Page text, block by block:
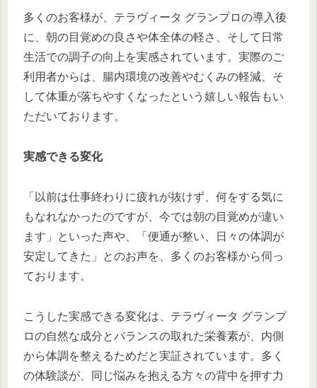
多くのお客様が、テラヴィータ グランプロの導入後
に、朝の目覚めの良さや体全体の軽さ、そして日常
生活での調子の向上を実感されています。実際のご
利用者からは、腸内環境の改善やむくみの軽減、そ
して体重が落ちやすくなったという嬉しい報告もい
ただいております。
実感できる変化
「以前は仕事終わりに疲れが抜けず、何をする気に
もなれなかったのですが、今では朝の目覚めが違い
ます」といった声や、「便通が整い、日々の体調が
安定してきた」とのお声を、多くのお客様から伺っ
ております。
こうした実感できる変化は、テラヴィータ グランプ
ロの自然な成分とバランスの取れた栄養素が、内側
から体調を整えるためだと実証されています。多く
の体験談が、同じ悩みを抱える方々の背中を押す力